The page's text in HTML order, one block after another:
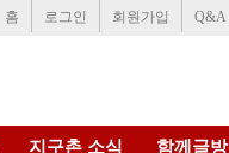
홈 로그인 회원가입 Q&A
지구촌 소식 함께글방